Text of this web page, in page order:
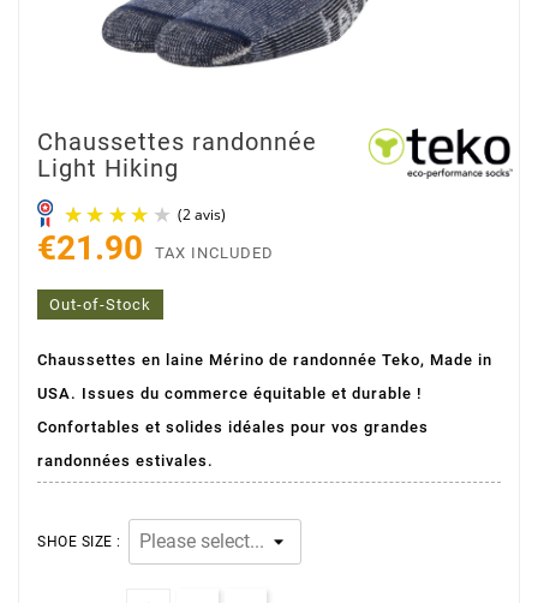
Chaussettes randonnée
Light Hiking
(2 avis)
€21.90 TAX INCLUDED
Out-of-Stock
Chaussettes en laine Mérino de randonnée Teko, Made in
USA. Issues du commerce équitable et durable !
Confortables et solides idéales pour vos grandes
randonnées estivales.
SHOE SIZE :